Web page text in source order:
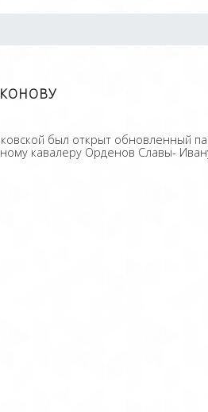
был открыт обновленный
кавалеру Орденов Славы-